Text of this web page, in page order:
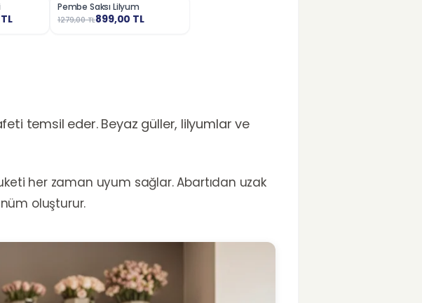
TL
%30
Pembe Saksı Lilyum
1279,00TL899,00 TL
temsil eder. Beyaz güller, lilyumlar ve
her zaman uyum sağlar. Abartıdan uzak
oluşturur.